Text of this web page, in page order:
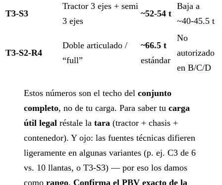
T3-S3
Tractor 3 ejes + semi
3 ejes
~52-54 t
Baja a
~40-45.5 t
T3-S2-R4
Doble articulado /
“full”
~66.5 t
estándar
No
autorizado
en B/C/D
Estos números son el techo del conjunto
completo, no de tu carga. Para saber tu carga
útil legal réstale la tara (tractor + chasis +
contenedor). Y ojo: las fuentes técnicas difieren
ligeramente en algunas variantes (p. ej. C3 de 6
vs. 10 llantas, o T3-S3) — por eso los damos
como rango. Confirma el PBV exacto de la